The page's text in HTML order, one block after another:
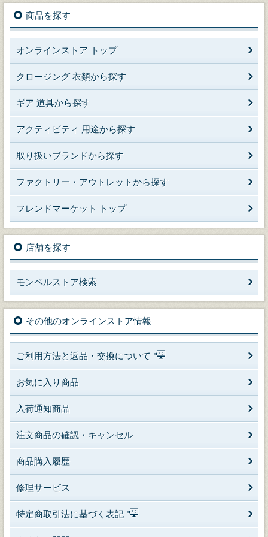
商品を探す
オンラインストア トップ
クロージング 衣類から探す
ギア 道具から探す
アクティビティ 用途から探す
取り扱いブランドから探す
ファクトリー・アウトレットから探す
フレンドマーケット トップ
店舗を探す
モンベルストア検索
その他のオンラインストア情報
ご利用方法と返品・交換について
お気に入り商品
入荷通知商品
注文商品の確認・キャンセル
商品購入履歴
修理サービス
特定商取引法に基づく表記